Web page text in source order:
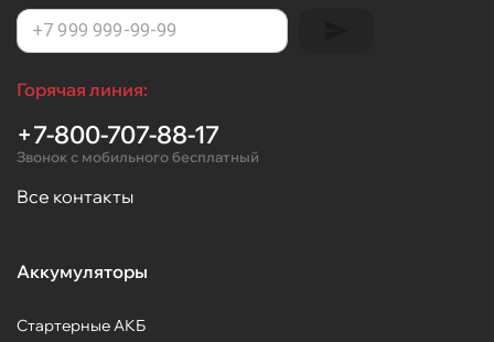
Горячая линия:
+7-800-707-88-17
Звонок с мобильного бесплатный
Все контакты
Аккумуляторы
Стартерные АКБ